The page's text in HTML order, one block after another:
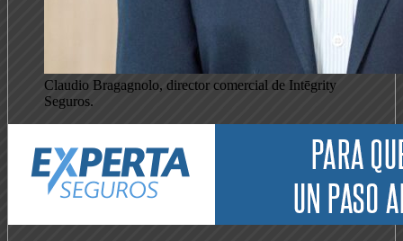
Claudio Bragagnolo, director comercial de Intēgrity
Seguros.